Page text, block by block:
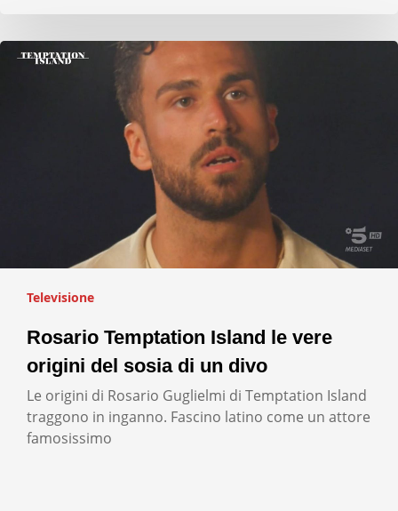
Televisione
Rosario Temptation Island le vere
origini del sosia di un divo
Le origini di Rosario Guglielmi di Temptation Island
traggono in inganno. Fascino latino come un attore
famosissimo